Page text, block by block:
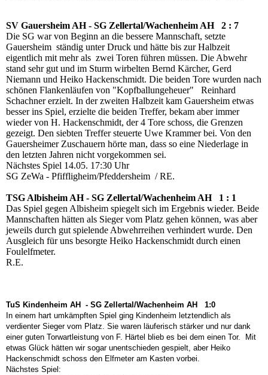
SV Gauersheim AH - SG Zellertal/Wachenheim AH 2 : 7
Die SG war von Beginn an die bessere Mannschaft, setzte
Gauersheim ständig unter Druck und hätte bis zur Halbzeit
eigentlich mit mehr als zwei Toren führen müssen. Die Abwehr
stand sehr gut und im Sturm wirbelten Bernd Kärcher, Gerd
Niemann und Heiko Hackenschmidt. Die beiden Tore wurden nach
schönen Flankenläufen von "Kopfballungeheuer" Reinhard
Schachner erzielt. In der zweiten Halbzeit kam Gauersheim etwas
besser ins Spiel, erzielte die beiden Treffer, bekam aber immer
wieder von H. Hackenschmidt, der 4 Tore schoss, die Grenzen
gezeigt. Den siebten Treffer steuerte Uwe Krammer bei. Von den
Gauersheimer Zuschauern hörte man, dass so eine Niederlage in
den letzten Jahren nicht vorgekommen sei.
Nächstes Spiel 14.05. 17:30 Uhr
SG ZeWa - Pfiffligheim/Pfeddersheim / RE.
TSG Albisheim AH - SG Zellertal/Wachenheim AH 1 : 1
Das Spiel gegen Albisheim spiegelt sich im Ergebnis wieder. Beide
Mannschaften hätten als Sieger vom Platz gehen können, was aber
jeweils durch gut spielende Abwehrreihen verhindert wurde. Den
Ausgleich für uns besorgte Heiko Hackenschmidt durch einen
Foulelfmeter.
R.E.
TuS Kindenheim AH - SG Zellertal/Wachenheim AH 1:0
In einem hart umkämpften Spiel ging Kindenheim letztendlich als
verdienter Sieger vom Platz. Sie waren läuferisch stärker und nur dank
einer guten Torwartleistung von F. Härtel blieb es bei dem einen Tor. Mit
etwas Glück hätten wir sogar unentschieden gespielt, aber Heiko
Hackenschmidt schoss den Elfmeter am Kasten vorbei.
Nächstes Spiel: